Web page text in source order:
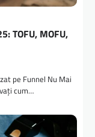
TOFU, MOFU,
pe Funnel Nu Mai
cum…